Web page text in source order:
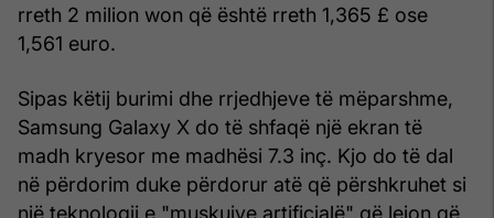
rreth 2 milion won që është rreth 1,365 £ ose
1,561 euro.
Sipas këtij burimi dhe rrjedhjeve të mëparshme,
Samsung Galaxy X do të shfaqë një ekran të
madh kryesor me madhësi 7.3 inç. Kjo do të dal
në përdorim duke përdorur atë që përshkruhet si
një teknologji e "muskujve artificialë" që lejon që